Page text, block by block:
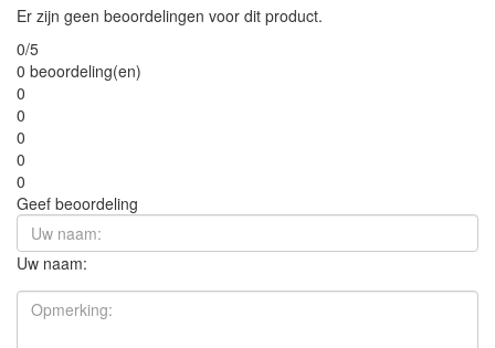
Er zijn geen beoordelingen voor dit product.
0/5
0 beoordeling(en)
0
0
0
0
0
Geef beoordeling
Uw naam: